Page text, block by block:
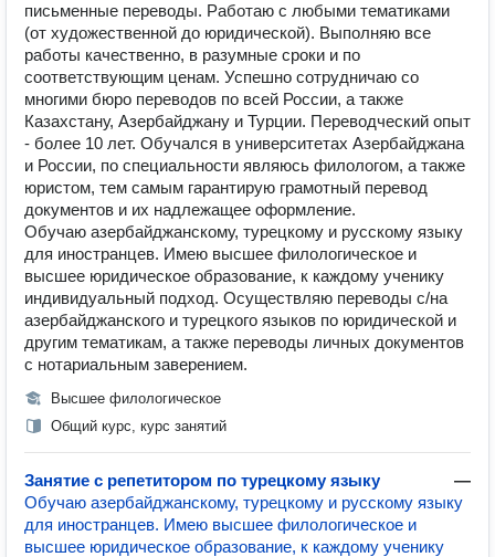
письменные переводы. Работаю с любыми тематиками
(от художественной до юридической). Выполняю все
работы качественно, в разумные сроки и по
соответствующим ценам. Успешно сотрудничаю со
многими бюро переводов по всей России, а также
Казахстану, Азербайджану и Турции. Переводческий опыт
- более 10 лет. Обучался в университетах Азербайджана
и России, по специальности являюсь филологом, а также
юристом, тем самым гарантирую грамотный перевод
документов и их надлежащее оформление.
Обучаю азербайджанскому, турецкому и русскому языку
для иностранцев. Имею высшее филологическое и
высшее юридическое образование, к каждому ученику
индивидуальный подход. Осуществляю переводы с/на
азербайджанского и турецкого языков по юридической и
другим тематикам, а также переводы личных документов
с нотариальным заверением.
Высшее филологическое
Общий курс, курс занятий
Занятие с репетитором по турецкому языку
—
Обучаю азербайджанскому, турецкому и русскому языку
для иностранцев. Имею высшее филологическое и
высшее юридическое образование, к каждому ученику